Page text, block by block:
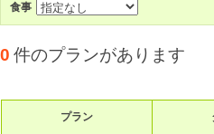
食事
0 件のプランがあります
プラン